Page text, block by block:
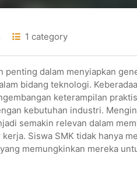
1 category
dalam menyiapkan
bidang teknologi.
keterampilan
kebutuhan industri.
semakin relevan dalam
Siswa SMK tidak hanya
memungkinkan mereka